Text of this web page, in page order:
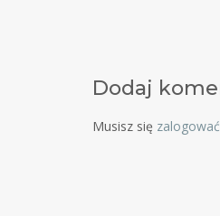
Dodaj
Musisz się zalogować